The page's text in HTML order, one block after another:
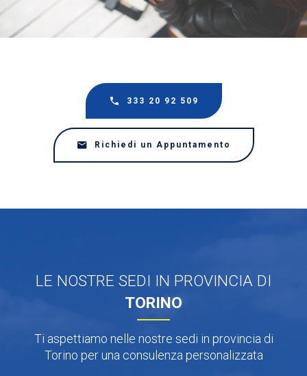
333 20 92 509
Richiedi un Appuntamento
LE NOSTRE SEDI IN PROVINCIA DI
TORINO
Ti aspettiamo nelle nostre sedi in provincia di
Torino per una consulenza personalizzata